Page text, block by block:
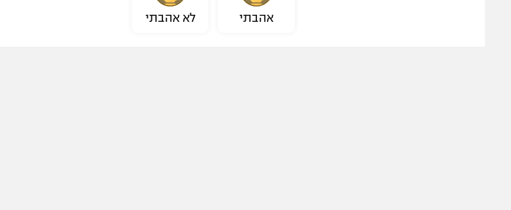
אהבתי לא אהבתי